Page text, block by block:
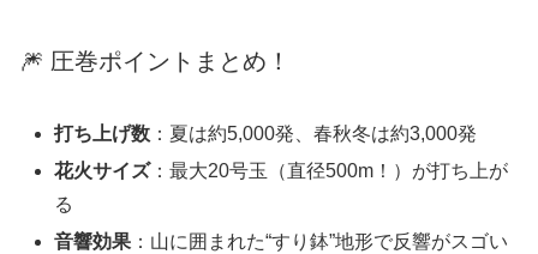
🎆 圧巻ポイントまとめ！
打ち上げ数 ：夏は約5,000発、春秋冬は約3,000発
花火サイズ：最大20号玉（直径500m！）が打ち上が
る
音響効果 ：山に囲まれた“すり鉢”地形で反響がスゴい